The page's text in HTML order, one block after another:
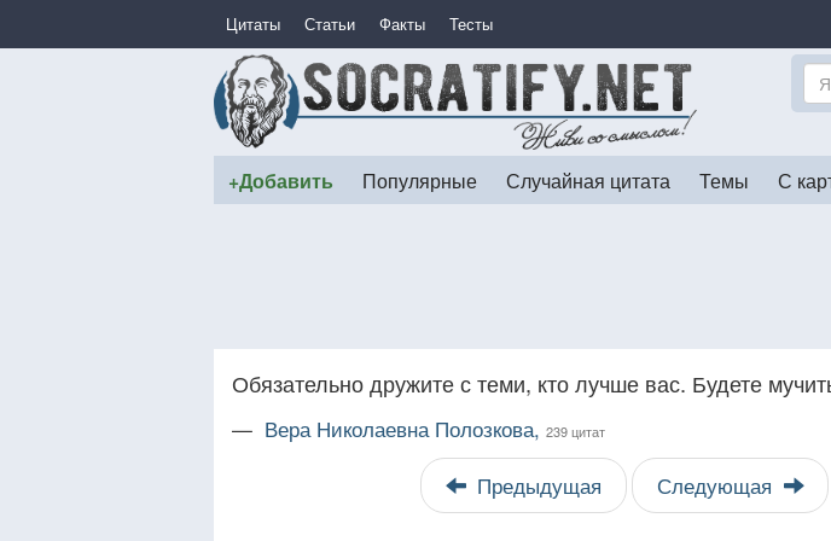
Цитаты Статьи Факты Тесты
+Добавить Популярные Случайная цитата Темы С
Обязательно дружите с теми, кто лучше вас. Будете
— Вера Николаевна Полозкова, 239 цитат
Предыдущая Следующая